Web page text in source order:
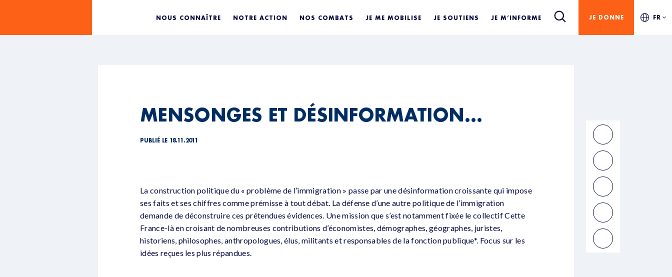
NOUS CONNAÎTRE NOTRE ACTION NOS COMBATS JE ME MOBILISE JE SOUTIENS JE M’INFORME JE DONNE FR
MENSONGES ET DÉSINFORMATION…
PUBLIÉ LE 18.11.2011
La construction politique du « problème de l’immigration » passe par une désinformation croissante qui impose
ses faits et ses chiffres comme prémisse à tout débat. La défense d’une autre politique de l’immigration
demande de déconstruire ces prétendues évidences. Une mission que s’est notamment fixée le collectif Cette
France-là en croisant de nombreuses contributions d’économistes, démographes, géographes, juristes,
historiens, philosophes, anthropologues, élus, militants et responsables de la fonction publique*. Focus sur les
idées reçues les plus répandues.